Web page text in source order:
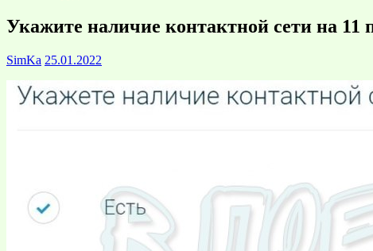
Укажите наличие контактной сети на 11
SimKa 25.01.2022